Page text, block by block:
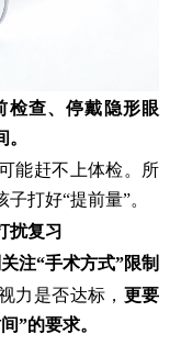
检查、停戴隐形眼
能赶不上体检。所
打好“提前量”。
扰复习
注“手术方式”限制
力是否达标， 更要
”的要求。